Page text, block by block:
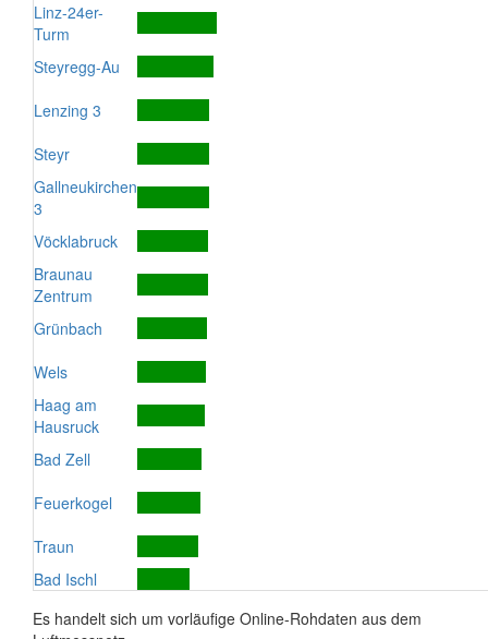
Linz-24er-
Turm
Steyregg-Au
Lenzing 3
Steyr
Gallneukirchen
3
Vöcklabruck
Braunau
Zentrum
Grünbach
Wels
Haag am
Hausruck
Bad Zell
Feuerkogel
Traun
Bad Ischl
Es handelt sich um vorläufige Online-Rohdaten aus dem